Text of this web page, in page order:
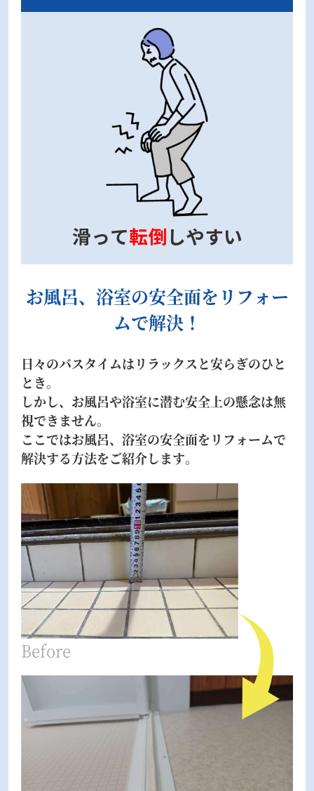
滑って転倒しやすい
お風呂、浴室の安全面をリフォー
ムで解決！
日々のバスタイムはリラックスと安らぎのひと
とき。
しかし、お風呂や浴室に潜む安全上の懸念は無
視できません。
ここではお風呂、浴室の安全面をリフォームで
解決する方法をご紹介します。